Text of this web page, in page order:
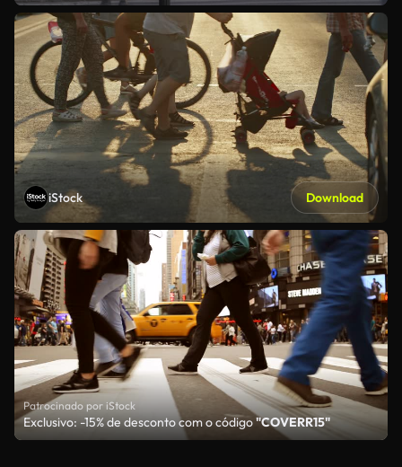
iStock Download
Patrocinado por iStock
Exclusivo: -15% de desconto com o código"COVERR15"